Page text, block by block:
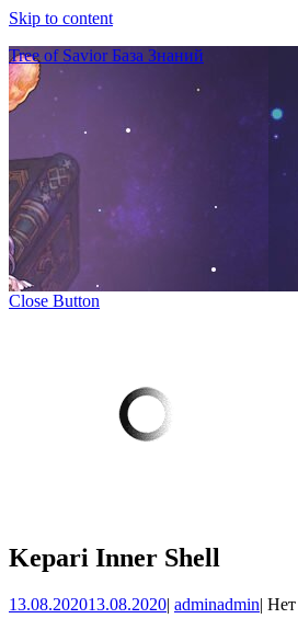
Skip to content
Tree of Savior База Знаний
Close Button
Kepari Inner Shell
13.08.202013.08.2020| adminadmin| Нет